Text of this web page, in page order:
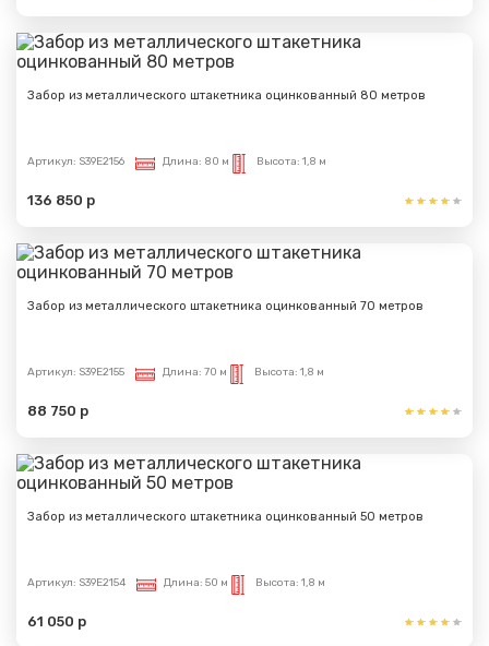
Забор из металлического штакетника оцинкованный 80 метров
Артикул: S39E2156 Длина: 80 м Высота: 1,8 м
136 850 р
Забор из металлического штакетника оцинкованный 70 метров
Артикул: S39E2155 Длина: 70 м Высота: 1,8 м
88 750 р
Забор из металлического штакетника оцинкованный 50 метров
Артикул: S39E2154 Длина: 50 м Высота: 1,8 м
61 050 р